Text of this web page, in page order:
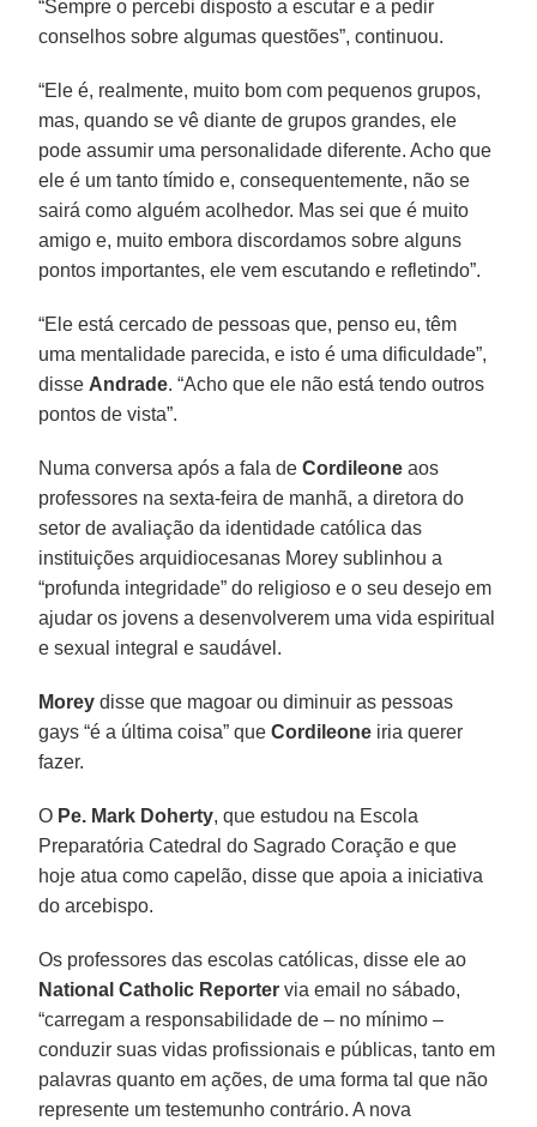
“Sempre o percebi disposto a escutar e a pedir
conselhos sobre algumas questões”, continuou.
“Ele é, realmente, muito bom com pequenos grupos,
mas, quando se vê diante de grupos grandes, ele
pode assumir uma personalidade diferente. Acho que
ele é um tanto tímido e, consequentemente, não se
sairá como alguém acolhedor. Mas sei que é muito
amigo e, muito embora discordamos sobre alguns
pontos importantes, ele vem escutando e refletindo”.
“Ele está cercado de pessoas que, penso eu, têm
uma mentalidade parecida, e isto é uma dificuldade”,
disse Andrade. “Acho que ele não está tendo outros
pontos de vista”.
Numa conversa após a fala deCordileone aos
professores na sexta-feira de manhã, a diretora do
setor de avaliação da identidade católica das
instituições arquidiocesanas Morey sublinhou a
“profunda integridade” do religioso e o seu desejo em
ajudar os jovens a desenvolverem uma vida espiritual
e sexual integral e saudável.
Morey disse que magoar ou diminuir as pessoas
gays “é a última coisa” queCordileone iria querer
fazer.
O Pe. Mark Doherty, que estudou na Escola
Preparatória Catedral do Sagrado Coração e que
hoje atua como capelão, disse que apoia a iniciativa
do arcebispo.
Os professores das escolas católicas, disse ele ao
National Catholic Reporter via email no sábado,
“carregam a responsabilidade de – no mínimo –
conduzir suas vidas profissionais e públicas, tanto em
palavras quanto em ações, de uma forma tal que não
represente um testemunho contrário. A nova